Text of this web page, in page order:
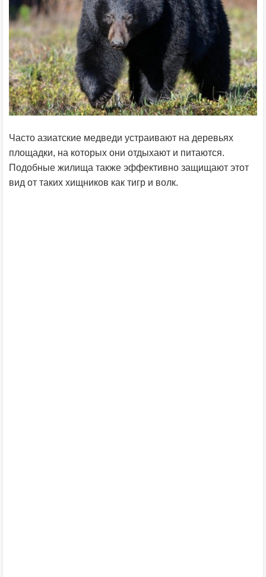
Часто азиатские медведи устраивают на деревьях
площадки, на которых они отдыхают и питаются.
Подобные жилища также эффективно защищают этот
вид от таких хищников как тигр и волк.